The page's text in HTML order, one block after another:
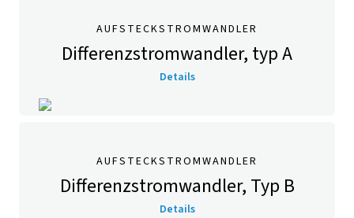
AUFSTECKSTROMWANDLER
Differenzstromwandler, typ A
Details
AUFSTECKSTROMWANDLER
Differenzstromwandler, Typ B
Details